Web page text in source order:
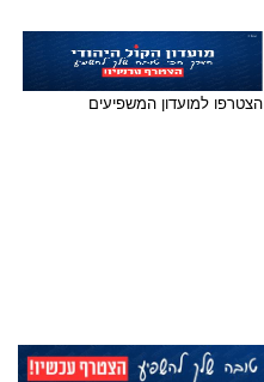
הצטרפו למועדון המשפיעים